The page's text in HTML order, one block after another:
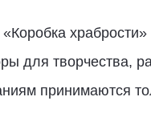
для творчества,
принимаются